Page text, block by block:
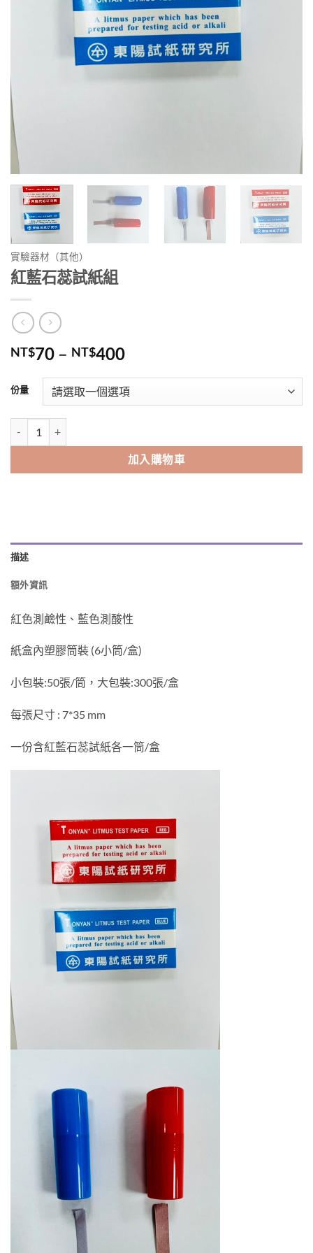
實驗器材（其他）
紅藍石蕊試紙組
NT$70 – NT$400價
範
圍：
NT$400
份量
加入購物車
Alternative:
描述
額外資訊
紅色測鹼性、藍色測酸性
紙盒內塑膠筒裝 (6小筒/盒)
小包裝:50張/筒，大包裝:300張/盒
每張尺寸 : 7*35 mm
一份含紅藍石蕊試紙各一筒/盒